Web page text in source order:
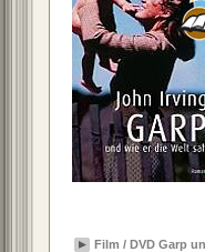
Film / DVD Garp